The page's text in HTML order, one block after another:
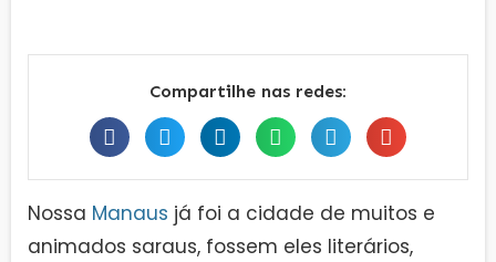
Compartilhe nas redes:
Nossa Manaus já foi a cidade de muitos e
animados saraus, fossem eles literários,